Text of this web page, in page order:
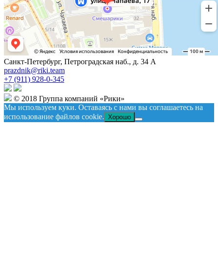
Санкт-Петербург, Петроградская наб., д. 34 А
prazdnik@riki.team
+7 (911) 928-0-345
© 2018 Группа компаний «Рики»
Мы используем куки. Оставаясь с нами вы соглашаетесь на
использование файлов cookie. Хорошо